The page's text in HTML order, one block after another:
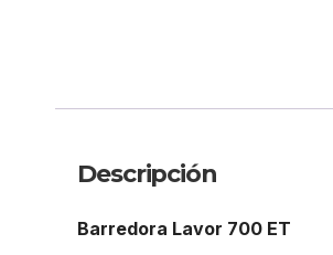
Descripción
Barredora Lavor 700 ET